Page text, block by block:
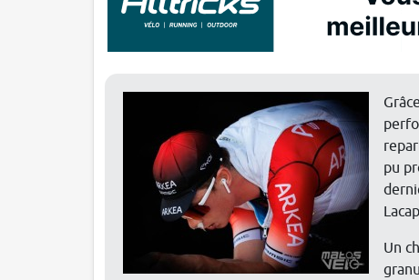
pu
Un